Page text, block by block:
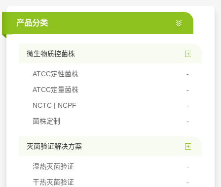
产品分类
微生物质控菌株
ATCC定性菌株
ATCC定量菌株
NCTC | NCPF
菌株定制
灭菌验证解决方案
湿热灭菌验证
干热灭菌验证